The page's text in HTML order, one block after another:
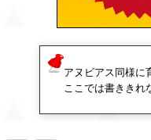
アヌビアス同様に
ここでは書ききれ